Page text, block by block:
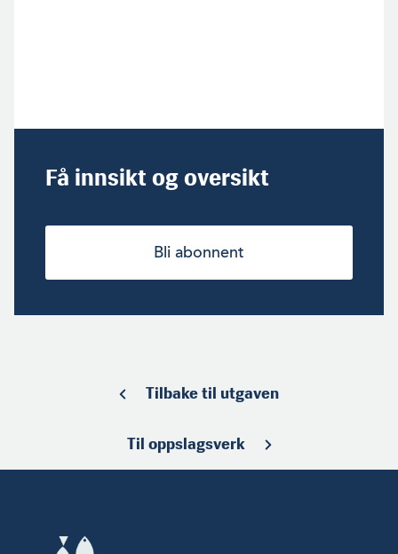
Få innsikt og oversikt
Bli abonnent
Tilbake til utgaven
Til oppslagsverk